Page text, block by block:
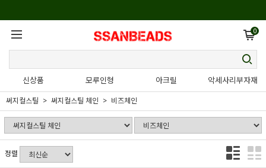
0
신상품 모루인형 아크릴 악세사리부자재
써지컬스틸 써지컬스틸 체인 비즈체인
정렬